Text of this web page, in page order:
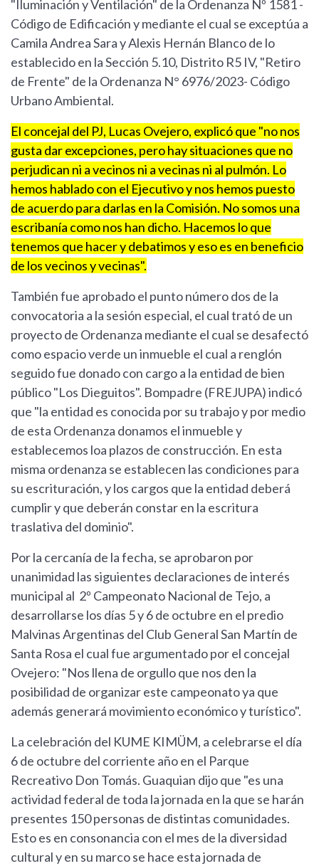
"Iluminación y Ventilación" de la Ordenanza Nº 1581 -
Código de Edificación y mediante el cual se exceptúa a
Camila Andrea Sara y Alexis Hernán Blanco de lo
establecido en la Sección 5.10, Distrito R5 IV, "Retiro
de Frente" de la Ordenanza N° 6976/2023- Código
Urbano Ambiental.
El concejal del PJ, Lucas Ovejero, explicó que "no nos
gusta dar excepciones, pero hay situaciones que no
perjudican ni a vecinos ni a vecinas ni al pulmón. Lo
hemos hablado con el Ejecutivo y nos hemos puesto
de acuerdo para darlas en la Comisión. No somos una
escribanía como nos han dicho. Hacemos lo que
tenemos que hacer y debatimos y eso es en beneficio
de los vecinos y vecinas".
También fue aprobado el punto número dos de la
convocatoria a la sesión especial, el cual trató de un
proyecto de Ordenanza mediante el cual se desafectó
como espacio verde un inmueble el cual a renglón
seguido fue donado con cargo a la entidad de bien
público "Los Dieguitos". Bompadre (FREJUPA) indicó
que "la entidad es conocida por su trabajo y por medio
de esta Ordenanza donamos el inmueble y
establecemos loa plazos de construcción. En esta
misma ordenanza se establecen las condiciones para
su escrituración, y los cargos que la entidad deberá
cumplir y que deberán constar en la escritura
traslativa del dominio".
Por la cercanía de la fecha, se aprobaron por
unanimidad las siguientes declaraciones de interés
municipal al 2º Campeonato Nacional de Tejo, a
desarrollarse los días 5 y 6 de octubre en el predio
Malvinas Argentinas del Club General San Martín de
Santa Rosa el cual fue argumentado por el concejal
Ovejero: "Nos llena de orgullo que nos den la
posibilidad de organizar este campeonato ya que
además generará movimiento económico y turístico".
La celebración del KUME KIMÜM, a celebrarse el día
6 de octubre del corriente año en el Parque
Recreativo Don Tomás. Guaquian dijo que "es una
actividad federal de toda la jornada en la que se harán
presentes 150 personas de distintas comunidades.
Esto es en consonancia con el mes de la diversidad
cultural y en su marco se hace esta jornada de